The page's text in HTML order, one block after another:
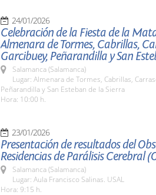
24/01/2026
Celebración de la Fiesta de la
Almenara de Tormes, Cabrillas,
Garcibuey, Peñarandilla y San
Salamanca (Salamanca)
Lugar: Almenara de Tormes, Cabrillas,
Peñarandilla y San Esteban de la Sierra
Hora: 10:00 h.
23/01/2026
Presentación de resultados del
Residencias de Parálisis Cerebral
Salamanca (Salamanca)
Lugar: Aula Francisco Salinas. USAL
Hora: 9:15 h.